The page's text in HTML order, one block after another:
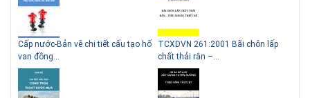
Những ngôi nhà một tầng ít
tiền vẫn đẹp
Lý do nên sử dụng gạch block
Cấp nước-Bản vẽ chi tiết cấu tạo hố
van đồng...
TCXDVN 261:2001 Bãi chôn lấp
chất thải rắn –...